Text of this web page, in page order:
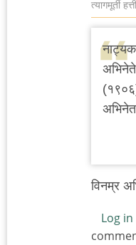
त्यागमूर्ती हत्ती
विनम्र
Log in